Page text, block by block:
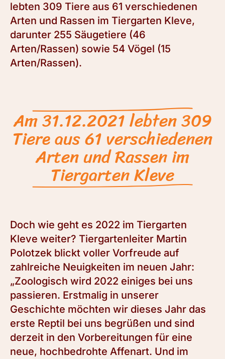
lebten 309 Tiere aus 61 verschiedenen
Arten und Rassen im Tiergarten Kleve,
darunter 255 Säugetiere (46
Arten/Rassen) sowie 54 Vögel (15
Arten/Rassen).
Am 31.12.2021 lebten 309
Tiere aus 61 verschiedenen
Arten und Rassen im
Tiergarten Kleve
Doch wie geht es 2022 im Tiergarten
Kleve weiter? Tiergartenleiter Martin
Polotzek blickt voller Vorfreude auf
zahlreiche Neuigkeiten im neuen Jahr:
„Zoologisch wird 2022 einiges bei uns
passieren. Erstmalig in unserer
Geschichte möchten wir dieses Jahr das
erste Reptil bei uns begrüßen und sind
derzeit in den Vorbereitungen für eine
neue, hochbedrohte Affenart. Und im